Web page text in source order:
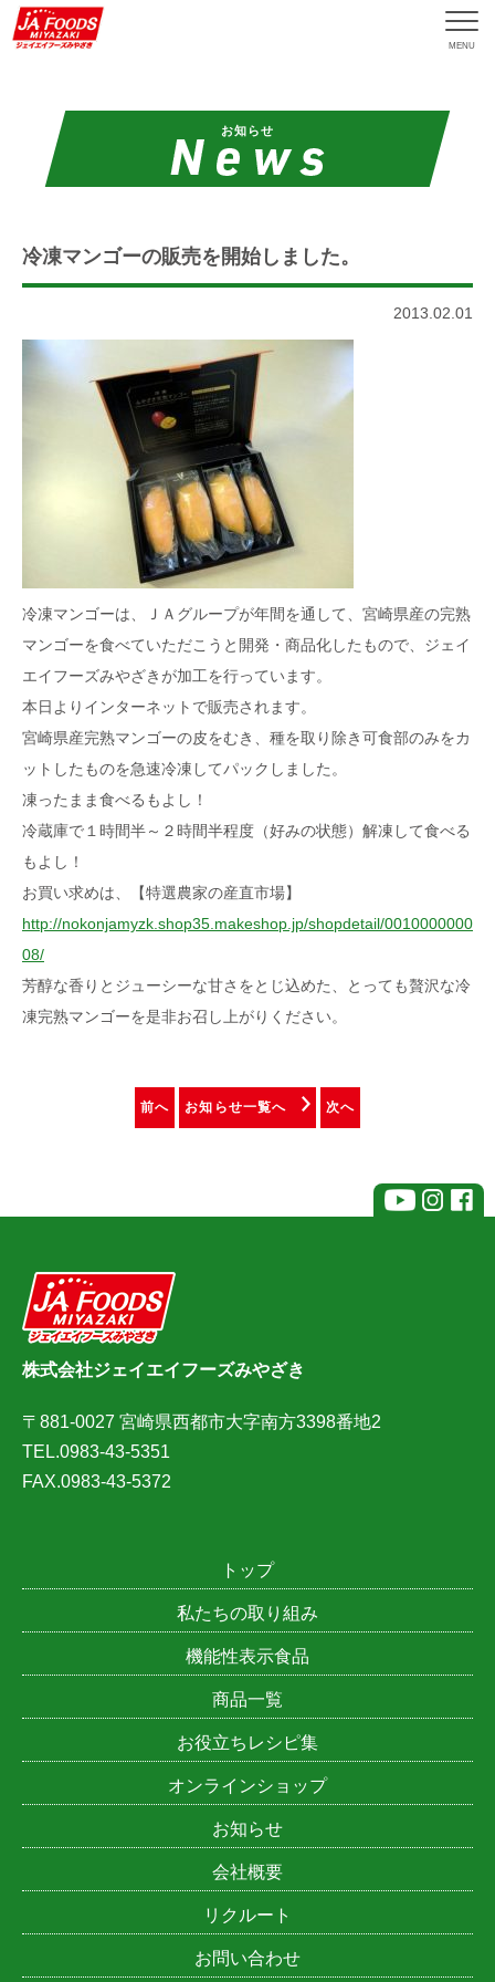
MENU
お知らせ
冷凍マンゴーの販売を開始しました。
2013.02.01
冷凍マンゴーは、ＪＡグループが年間を通して、宮崎県産の完熟
マンゴーを食べていただこうと開発・商品化したもので、ジェイ
エイフーズみやざきが加工を行っています。
本日よりインターネットで販売されます。
宮崎県産完熟マンゴーの皮をむき、種を取り除き可食部のみをカ
ットしたものを急速冷凍してパックしました。
凍ったまま食べるもよし！
冷蔵庫で１時間半～２時間半程度（好みの状態）解凍して食べる
もよし！
お買い求めは、【特選農家の産直市場】
http://nokonjamyzk.shop35.makeshop.jp/shopdetail/0010000000
08/
芳醇な香りとジューシーな甘さをとじ込めた、とっても贅沢な冷
凍完熟マンゴーを是非お召し上がりください。
前へ お知らせ一覧へ 次へ
株式会社ジェイエイフーズみやざき
〒881-0027 宮崎県西都市大字南方3398番地2
TEL.0983-43-5351
FAX.0983-43-5372
トップ
私たちの取り組み
機能性表示食品
商品一覧
お役立ちレシピ集
オンラインショップ
お知らせ
会社概要
リクルート
お問い合わせ